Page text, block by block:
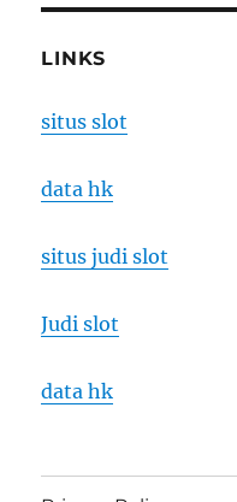
LINKS
situs slot
data hk
situs judi slot
Judi slot
data hk